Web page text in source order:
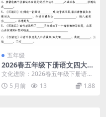
五年级
2026春五年级下册语文四大名
著常考练习题及文学常识专项
文化进阶：2026春五年级下册语文
四大名著常考练习题深度解析 大家
好，我是学科星...
5 月前 13 1.88